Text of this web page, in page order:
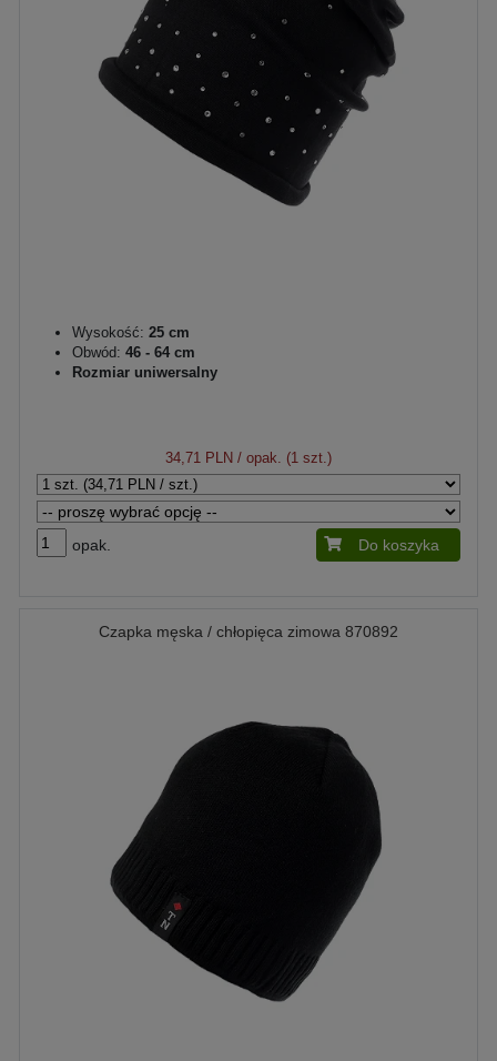
Wysokość: 25 cm
Obwód: 46 - 64 cm
Rozmiar uniwersalny
34,71 PLN / opak. (1 szt.)
opak. Do koszyka
Czapka męska / chłopięca zimowa 870892